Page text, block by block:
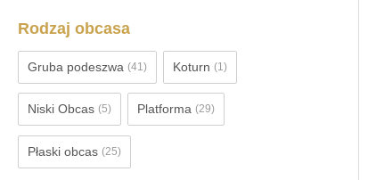
Rodzaj obcasa
Gruba podeszwa (41) Koturn (1)
Niski Obcas (5) Platforma (29)
Płaski obcas (25)